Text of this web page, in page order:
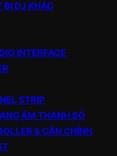
BỊ DJ KHÁC
INTERFACE
STRIP
ÂM THANH SỐ
& CÂN CHỈNH